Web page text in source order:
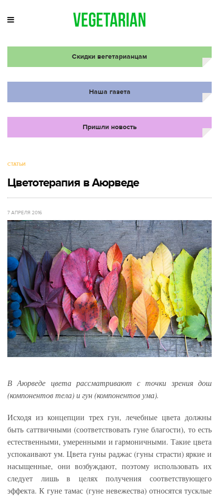
Скидки вегетарианцам
Наша газета
Пришли новость
СТАТЬИ
Цветотерапия в Аюрведе
7 АПРЕЛЯ 2016
В Аюрведе цвета рассматривают с точки зрения дош
(компонентов тела) и гун (компонентов ума).
Исходя из концепции трех гун, лечебные цвета должны
быть саттвичными (соответствовать гуне благости), то есть
естественными, умеренными и гармоничными. Такие цвета
успокаивают ум. Цвета гуны раджас (гуны страсти) яркие и
насыщенные, они возбуждают, поэтому использовать их
следует лишь в целях получения соответствующего
эффекта. К гуне тамас (гуне невежества) относятся тусклые